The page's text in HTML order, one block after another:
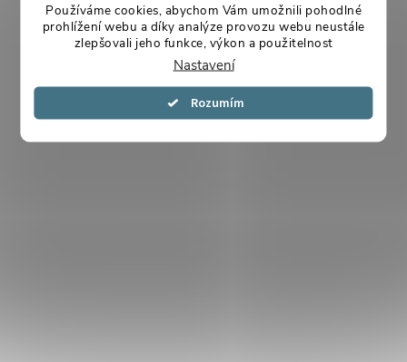
Používáme cookies, abychom Vám umožnili pohodlné
prohlížení webu a díky analýze provozu webu neustále
zlepšovali jeho funkce, výkon a použitelnost
Nastavení
Souhlasím